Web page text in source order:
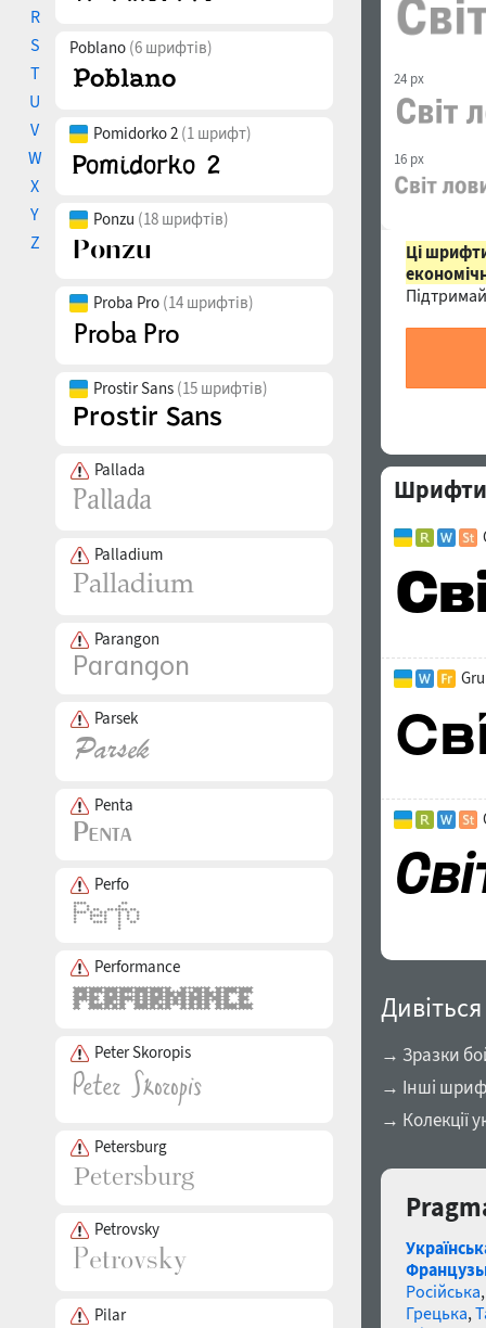
R
S
T
U
V
W
X
Y
Z
Poblano (6 шрифтів)
Pomidorko 2 (1 шрифт)
Ponzu (18 шрифтів)
Proba Pro (14 шрифтів)
Prostir Sans (15 шрифтів)
Pallada
Palladium
Parangon
Parsek
Penta
Perfo
Performance
Peter Skoropis
Petersburg
Petrovsky
Pilar
24 px
16 px
Ці
Шрифти
→ Зразки
→ Інші
→ Колекції
Російська
Грецька,